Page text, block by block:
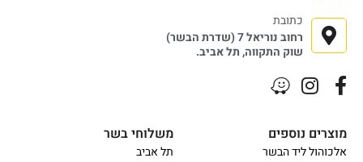
משלוחי בשר
תל אביב
מוצרים נוספים
אלכוהול ליד הבשר
כתובת
רחוב נוריאל 7 (שדרת הבשר)
שוק התקווה, תל אביב.